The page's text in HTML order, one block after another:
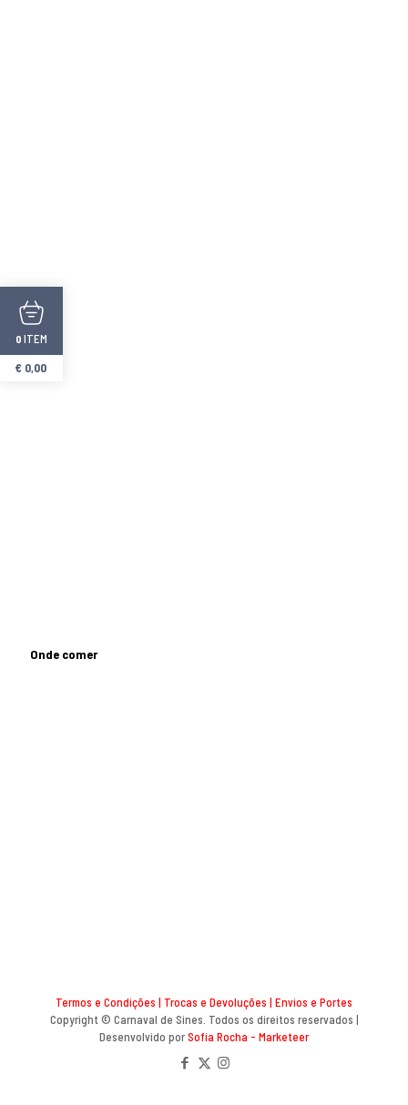
Onde comer
Termos e Condições | Trocas e Devoluções | Envios e Portes
Copyright © Carnaval de Sines. Todos os direitos reservados |
Desenvolvido porSofia Rocha - Marketeer
0 ITEM
€ 0,00